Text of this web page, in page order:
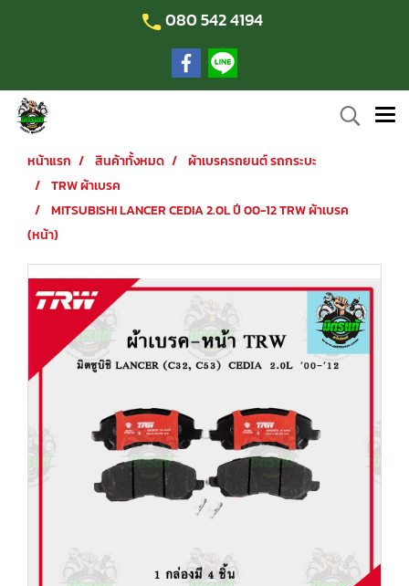
080 542 4194
หน้าแรก สินค้าทั้งหมด
ผ้าเบรครถยนต์ รถกระบะ
TRW ผ้าเบรค
MITSUBISHI LANCER CEDIA 2.0L ปี 00-12 TRW ผ้าเบรค
(หน้า)